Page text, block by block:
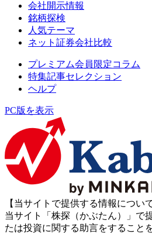
会社開示情報
銘柄探検
人気テーマ
ネット証券会社比較
プレミアム会員限定コラム
特集記事セレクション
ヘルプ
PC版を表示
【当サイトで提供する情報について
当サイト「株探（かぶたん）」で
たは投資に関する助言をすること